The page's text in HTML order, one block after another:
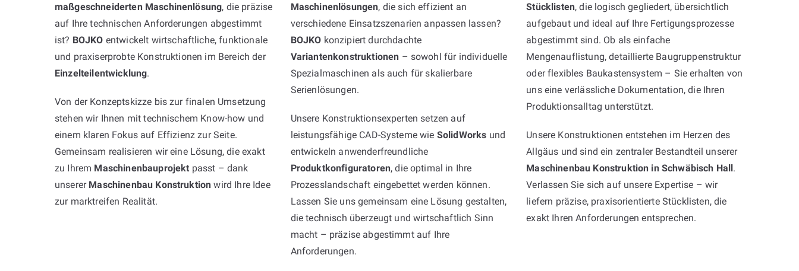
maßgeschneiderten Maschinenlösung, die präzise
auf Ihre technischen Anforderungen abgestimmt
ist? BOJKO entwickelt wirtschaftliche, funktionale
und praxiserprobte Konstruktionen im Bereich der
Einzelteilentwicklung.
Von der Konzeptskizze bis zur finalen Umsetzung
stehen wir Ihnen mit technischem Know-how und
einem klaren Fokus auf Effizienz zur Seite.
Gemeinsam realisieren wir eine Lösung, die exakt
zu Ihrem Maschinenbauprojekt passt – dank
unserer Maschinenbau Konstruktion wird Ihre Idee
zur marktreifen Realität.
Maschinenlösungen, die sich effizient an
verschiedene Einsatzszenarien anpassen lassen?
BOJKO konzipiert durchdachte
Variantenkonstruktionen – sowohl für individuelle
Spezialmaschinen als auch für skalierbare
Serienlösungen.
Unsere Konstruktionsexperten setzen auf
leistungsfähige CAD-Systeme wie SolidWorks und
entwickeln anwenderfreundliche
Produktkonfiguratoren, die optimal in Ihre
Prozesslandschaft eingebettet werden können.
Lassen Sie uns gemeinsam eine Lösung gestalten,
die technisch überzeugt und wirtschaftlich Sinn
macht – präzise abgestimmt auf Ihre
Anforderungen.
Stücklisten, die logisch gegliedert, übersichtlich
aufgebaut und ideal auf Ihre Fertigungsprozesse
abgestimmt sind. Ob als einfache
Mengenauflistung, detaillierte Baugruppenstruktur
oder flexibles Baukastensystem – Sie erhalten von
uns eine verlässliche Dokumentation, die Ihren
Produktionsalltag unterstützt.
Unsere Konstruktionen entstehen im Herzen des
Allgäus und sind ein zentraler Bestandteil unserer
Maschinenbau Konstruktion in Schwäbisch Hall.
Verlassen Sie sich auf unsere Expertise – wir
liefern präzise, praxisorientierte Stücklisten, die
exakt Ihren Anforderungen entsprechen.